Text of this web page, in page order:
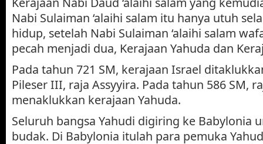
Nabi Sulaiman ‘alaihi salam itu hanya utuh
hidup, setelah Nabi Sulaiman ‘alaihi salam
pecah menjadi dua, Kerajaan Yahuda dan
Pada tahun 721 SM, kerajaan Israel
Pileser III, raja Assyyira. Pada tahun 586 SM,
menaklukkan kerajaan Yahuda.
Seluruh bangsa Yahudi digiring ke Babylonia
budak. Di Babylonia itulah para pemuka